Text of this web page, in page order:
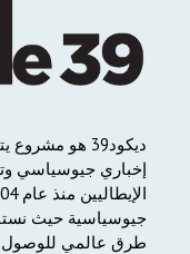
ديكود39 هو مشروع
إخباري جيوسياسي
الإيطاليين منذ عام 2004.
جيوسياسية حيث
طرق عالمي للوصول